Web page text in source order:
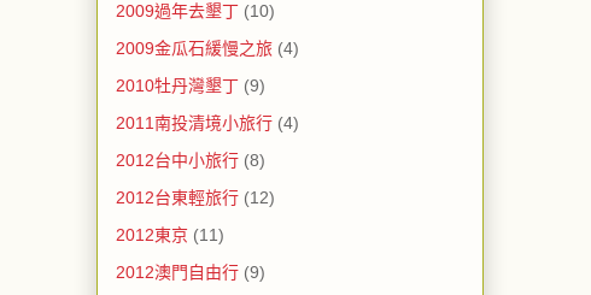
2009過年去墾丁 (10)
2009金瓜石緩慢之旅 (4)
2010牡丹灣墾丁 (9)
2011南投清境小旅行 (4)
2012台中小旅行 (8)
2012台東輕旅行 (12)
2012東京 (11)
2012澳門自由行 (9)